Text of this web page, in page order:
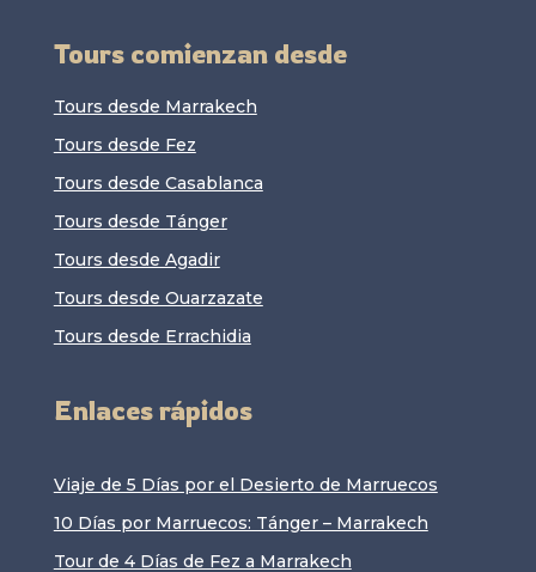
Tours comienzan desde
Tours desde Marrakech
Tours desde Fez
Tours desde Casablanca
Tours desde Tánger
Tours desde Agadir
Tours desde Ouarzazate
Tours desde Errachidia
Enlaces rápidos
Viaje de 5 Días por el Desierto de Marruecos
10 Días por Marruecos: Tánger – Marrakech
Tour de 4 Días de Fez a Marrakech